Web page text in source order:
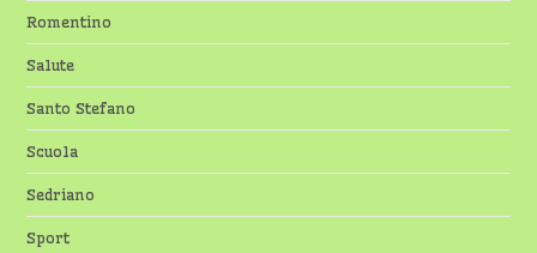
Romentino
Salute
Santo Stefano
Scuola
Sedriano
Sport